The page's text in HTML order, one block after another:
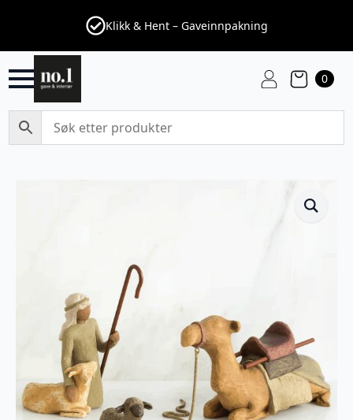
Klikk & Hent – Gaveinnpakning
0